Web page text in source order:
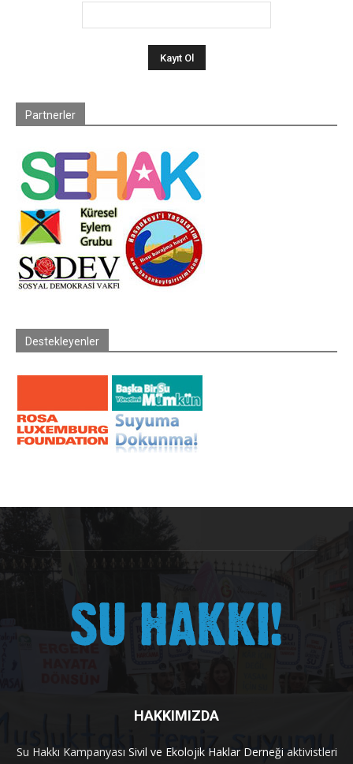
Partnerler
Destekleyenler
HAKKIMIZDA
Su Hakkı Kampanyası Sivil ve Ekolojik Haklar Derneği aktivistleri